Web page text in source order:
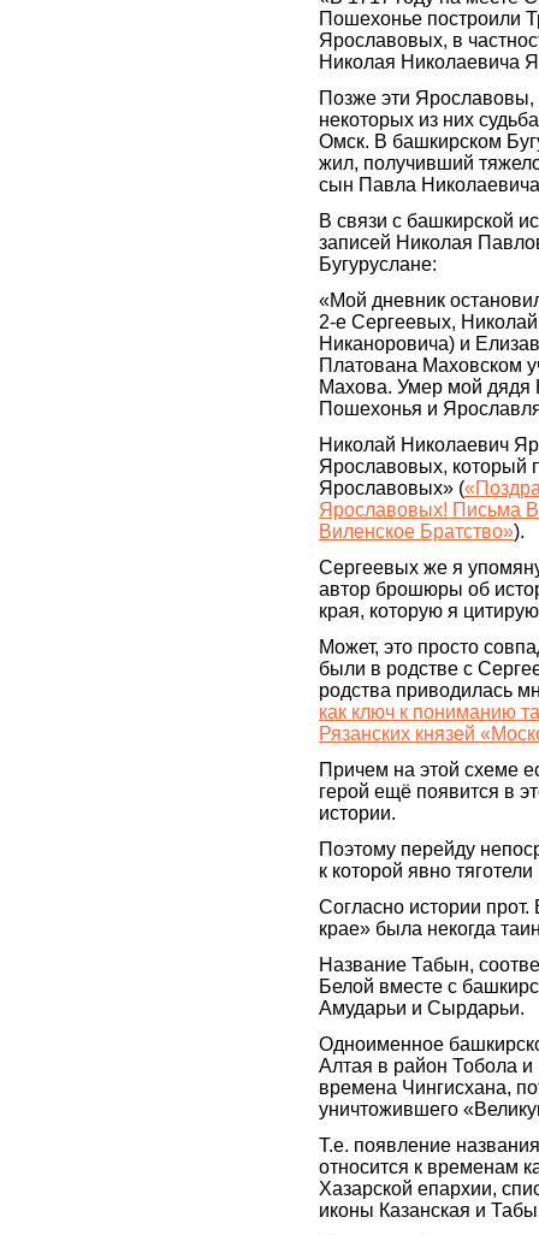
Пошехонье построили
Ярославовых, в
Николая Николаевича
Позже эти
некоторых из них
Омск. В башкирском
жил, получивший
сын Павла
В связи с башкирской
записей Николая
Бугуруслане:
«Мой дневник
2-е Сергеевых,
Никаноровича) и
Платована Маховском
Махова. Умер мой дядя
Пошехонья и
Николай Николаевич
Ярославовых, который
Ярославовых» (
Ярославовых! Письма
Виленское Братство»).
Сергеевых же я
автор брошюры об
края, которую я
Может, это просто
были в родстве с
родства приводилась
как ключ к пониманию
Рязанских князей
Причем на этой схеме
герой ещё появится в
истории.
Поэтому перейду
к которой явно
Согласно истории
крае» была некогда
Название Табын,
Белой вместе с
Амударьи и Сырдарьи.
Одноименное
Алтая в район Тобола
времена Чингисхана,
уничтожившего
Т.е. появление
относится к временам
Хазарской епархии,
иконы Казанская и